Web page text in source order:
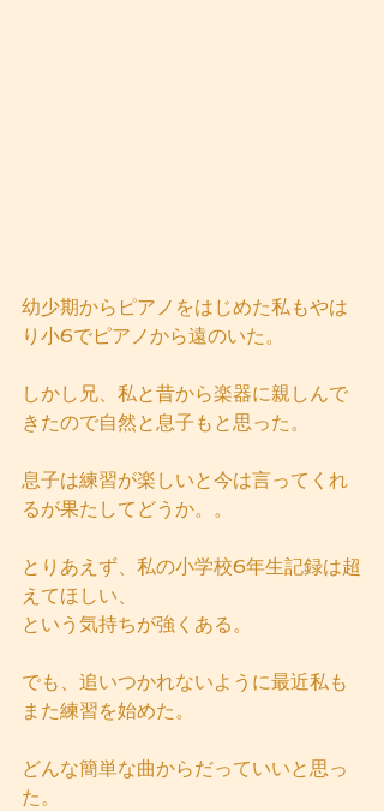
幼少期からピアノをはじめた私もやは
り小6でピアノから遠のいた。
しかし兄、私と昔から楽器に親しんで
きたので自然と息子もと思った。
息子は練習が楽しいと今は言ってくれ
るが果たしてどうか。。
とりあえず、私の小学校6年生記録は超
えてほしい、
という気持ちが強くある。
でも、追いつかれないように最近私も
また練習を始めた。
どんな簡単な曲からだっていいと思っ
た。